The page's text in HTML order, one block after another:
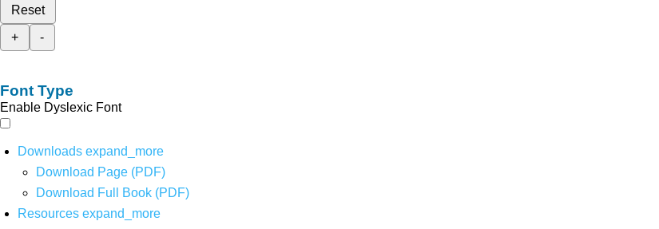
Reset
+
-
Font Type
Enable Dyslexic Font
Downloads expand_more
Download Page (PDF)
Download Full Book (PDF)
Resources expand_more